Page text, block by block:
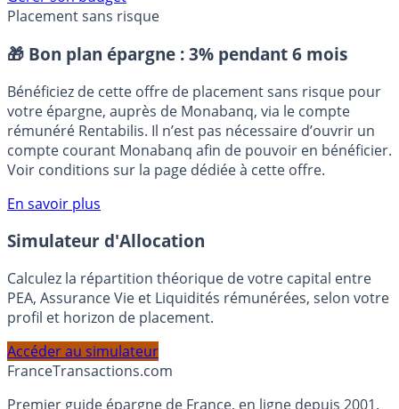
Gérer son budget
Placement sans risque
🎁 Bon plan épargne : 3% pendant 6 mois
Bénéficiez de cette offre de placement sans risque pour
votre épargne, auprès de Monabanq, via le compte
rémunéré Rentabilis. Il n’est pas nécessaire d’ouvrir un
compte courant Monabanq afin de pouvoir en bénéficier.
Voir conditions sur la page dédiée à cette offre.
En savoir plus
Simulateur d'Allocation
Calculez la répartition théorique de votre capital entre
PEA, Assurance Vie et Liquidités rémunérées, selon votre
profil et horizon de placement.
Accéder au simulateur
FranceTransactions.com